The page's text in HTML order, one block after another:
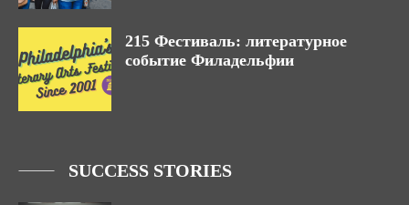
215 Фестиваль: литературное
событие Филадельфии
SUCCESS STORIES